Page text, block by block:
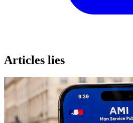
Articles lies